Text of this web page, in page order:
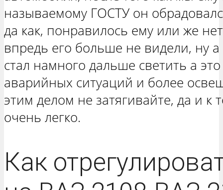
называемому ГОСТУ он
да как, понравилось ему или же
впредь его больше не видели, ну а
стал намного дальше светить а
аварийных ситуаций и более
этим делом не затягивайте, да и к
очень легко.
Как